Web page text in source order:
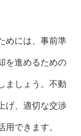
めには、事前準
を進めるための
ましょう。不動
げ、適切な交渉
できます。